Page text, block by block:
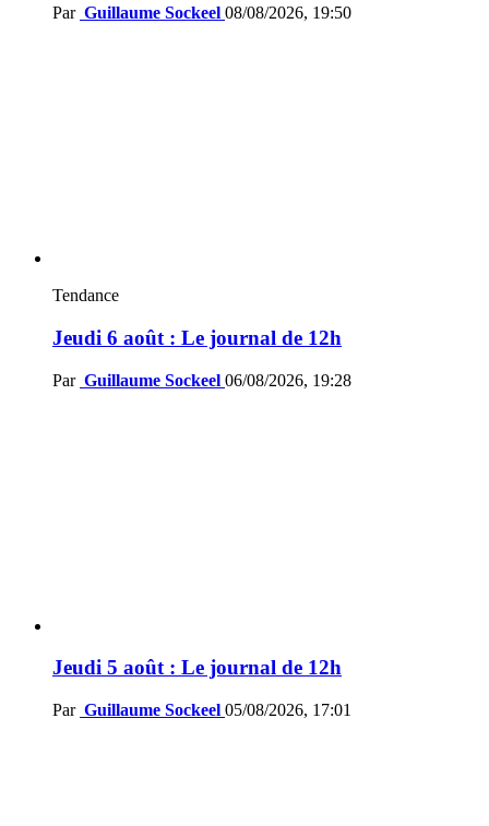
Par Guillaume Sockeel 08/08/2026, 19:50
Tendance
Jeudi 6 août : Le journal de 12h
Par Guillaume Sockeel 06/08/2026, 19:28
Jeudi 5 août : Le journal de 12h
Par Guillaume Sockeel 05/08/2026, 17:01